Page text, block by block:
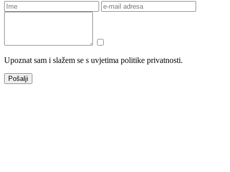
Upoznat sam i slažem se s uvjetima politike privatnosti.
Pošalji